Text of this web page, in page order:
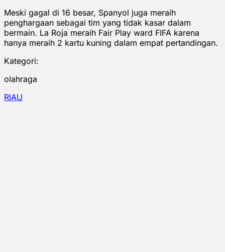
Meski gagal di 16 besar, Spanyol juga meraih
penghargaan sebagai tim yang tidak kasar dalam
bermain. La Roja meraih Fair Play ward FIFA karena
hanya meraih 2 kartu kuning dalam empat pertandingan.
Kategori:
olahraga
RIAU